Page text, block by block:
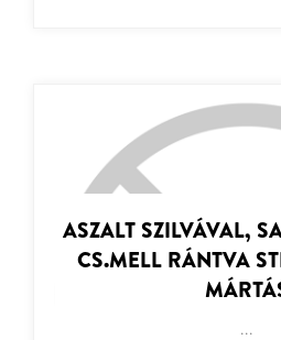
ASZALT SZILVÁVAL,
CS.MELL RÁNTVA
...